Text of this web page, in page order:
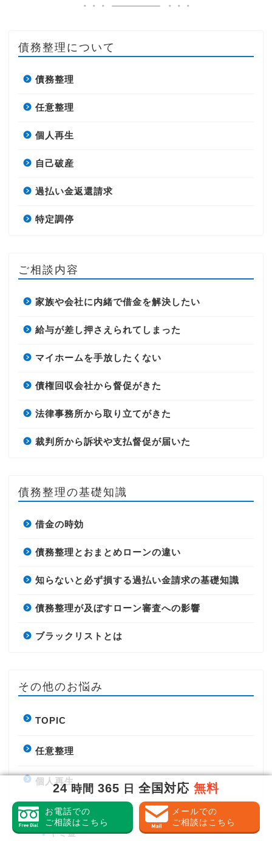
債務整理について
債務整理
任意整理
個人再生
自己破産
過払い金返還請求
特定調停
ご相談内容
家族や会社に内緒で借金を解決したい
給与が差し押さえられてしまった
マイホームを手放したくない
債権回収会社から督促がきた
法律事務所から取り立てがきた
裁判所から訴状や支払督促が届いた
債務整理の基礎知識
借金の時効
債務整理とおまとめローンの違い
知らないと必ず損する過払い金請求の基礎知識
債務整理が及ぼすローン審査への影響
ブラックリストとは
その他のお悩み
TOPIC
任意整理
個人再生
借金滞納
ヤミ金
24時間 365 日 全国対応 無料
お電話での
ご相談はこちら
メールでの
ご相談はこちら